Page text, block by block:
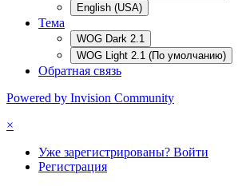
English (USA)
Тема
WOG Dark 2.1
WOG Light 2.1 (По умолчанию)
Обратная связь
Powered by Invision Community
×
Уже зарегистрированы? Войти
Регистрация